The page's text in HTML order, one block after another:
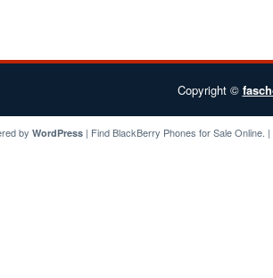
Copyright ©
by WordPress | Find BlackBerry Phones for SaleOnline.